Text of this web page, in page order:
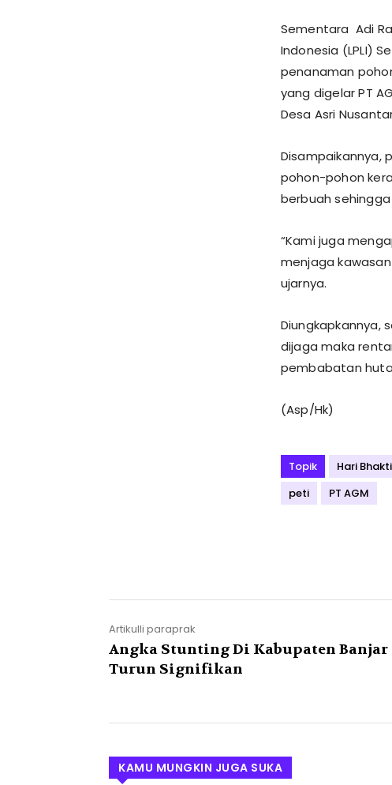
Sementara Adi
Indonesia (LPLI)
penanaman
yang digelar PT
Desa Asri
Disampaikannya,
pohon-pohon
berbuah
“Kami juga
menjaga
ujarnya.
Diungkapkannya,
dijaga maka
pembabatan
(Asp/Hk)
Topik Hari
peti
PT AGM
Artikulli paraprak
Angka Stunting Di Kabupaten Banjar
Turun Signifikan
KAMU MUNGKIN JUGA SUKA